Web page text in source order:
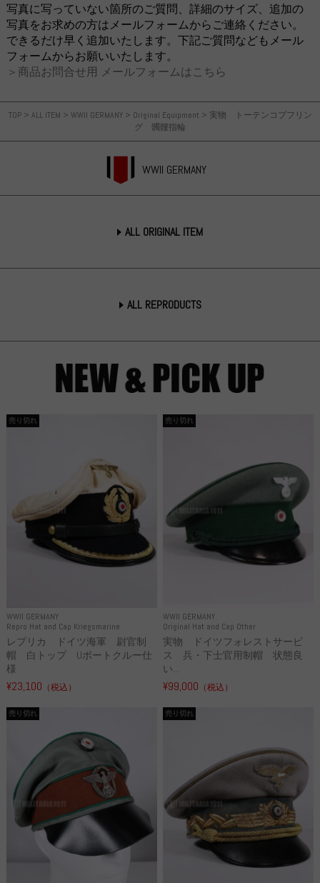
TOP> ALL ITEM > WWII GERMANY> Original Equipment > 実物 トーテンコプフリン
グ 髑髏指輪
WWII GERMANY
ALL ORIGINAL ITEM
ALL REPRODUCTS
写真に写っていない箇所のご質問、詳細のサイズ、追加の
写真をお求めの方はメールフォームからご連絡ください。
できるだけ早く追加いたします。下記ご質問などもメール
フォームからお願いいたします。
＞商品お問合せ用 メールフォームはこちら
WWII GERMANY
Repro Hat and Cap Kriegsmarine
売り切れ
レプリカ ドイツ海軍 尉官制
帽 白トップ Uボートクルー仕
様
¥23,100 （税込）
WWII GERMANY
Original Hat and Cap Other
売り切れ
実物 ドイツフォレストサービ
ス 兵・下士官用制帽 状態良
い...
¥99,000 （税込）
売り切れ 売り切れ